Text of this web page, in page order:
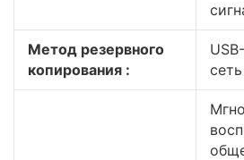
Метод резервного
копирования :
сеть